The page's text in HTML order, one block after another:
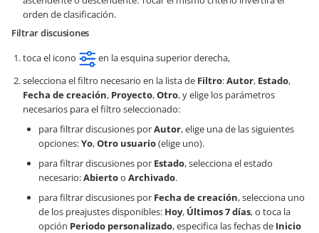
orden de clasificación.
Filtrar discusiones
toca el icono
en la esquina superior derecha,
selecciona el filtro necesario en la lista de Filtro:Autor, Estado,
Fecha de creación, Proyecto,Otro, y elige los parámetros
necesarios para el filtro seleccionado:
para filtrar discusiones porAutor, elige una de las siguientes
opciones:Yo,Otro usuario(elige uno).
para filtrar discusiones por Estado, selecciona el estado
necesario:Abiertoo Archivado.
para filtrar discusiones por Fecha de creación, selecciona uno
de los preajustes disponibles: Hoy, Últimos 7 días, o toca la
opción Periodo personalizado, especifica las fechas de Inicio